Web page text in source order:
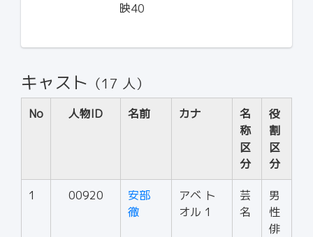
映40
キャスト （17 人）
No 人物ID 名前 カナ
名
称
区
分
役
割
区
分
1 00920
安部
徹
アベ ト
オル 1
芸
名
男
性
俳